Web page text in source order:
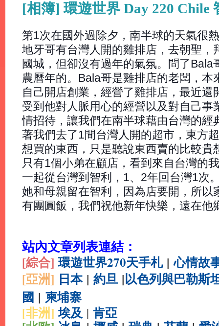
[相簿] 環遊世界 Day 220 Chile
第1次在國外過除夕，南半球的天氣很
地牙哥有台灣人開的雞排店，去朝聖，
國城，但卻沒有過年的氣氛。問了
農曆年的。Bala哥是雞排店的老闆，
自己開店創業，經營了雞排店，最近
受到他對人脈用心的經營以及對自己
情招待，讓我們在南半球藉由台灣的經
著我們去了1間台灣人開的超市，東方
想買的東西，只是聽說東西賣的比較貴
只有1個小弟在顧店，看到來自台灣的
一起從台灣到智利，1、2年回台灣1次
她和母親留在智利，因為店要開，所以
有團圓飯，我們祝他新年快樂，遠在他
站內文章列表連結：
[綜合] 環遊世界270天手札|心情故
[亞洲] 日本 | 約旦 |以色列與巴勒斯
國 | 柬埔寨
[非洲]埃及 | 肯亞